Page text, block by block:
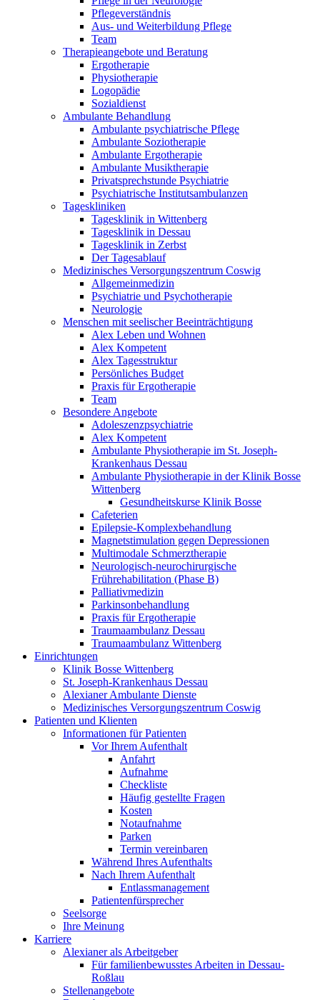
Pflegeverständnis
Aus- und Weiterbildung Pflege
Team
Therapieangebote und Beratung
Ergotherapie
Physiotherapie
Logopädie
Sozialdienst
Ambulante Behandlung
Ambulante psychiatrische Pflege
Ambulante Soziotherapie
Ambulante Ergotherapie
Ambulante Musiktherapie
Privatsprechstunde Psychiatrie
Psychiatrische Institutsambulanzen
Tageskliniken
Tagesklinik in Wittenberg
Tagesklinik in Dessau
Tagesklinik in Zerbst
Der Tagesablauf
Medizinisches Versorgungszentrum Coswig
Allgemeinmedizin
Psychiatrie und Psychotherapie
Neurologie
Menschen mit seelischer Beeinträchtigung
Alex Leben und Wohnen
Alex Kompetent
Alex Tagesstruktur
Persönliches Budget
Praxis für Ergotherapie
Team
Besondere Angebote
Adoleszenzpsychiatrie
Alex Kompetent
Ambulante Physiotherapie im St. Joseph-
Krankenhaus Dessau
Ambulante Physiotherapie in der Klinik Bosse
Wittenberg
Gesundheitskurse Klinik Bosse
Cafeterien
Epilepsie-Komplexbehandlung
Magnetstimulation gegen Depressionen
Multimodale Schmerztherapie
Neurologisch-neurochirurgische
Frührehabilitation (Phase B)
Palliativmedizin
Parkinsonbehandlung
Praxis für Ergotherapie
Traumaambulanz Dessau
Traumaambulanz Wittenberg
Einrichtungen
Klinik Bosse Wittenberg
St. Joseph-Krankenhaus Dessau
Alexianer Ambulante Dienste
Medizinisches Versorgungszentrum Coswig
Patienten und Klienten
Informationen für Patienten
Vor Ihrem Aufenthalt
Anfahrt
Aufnahme
Checkliste
Häufig gestellte Fragen
Kosten
Notaufnahme
Parken
Termin vereinbaren
Während Ihres Aufenthalts
Nach Ihrem Aufenthalt
Entlassmanagement
Patientenfürsprecher
Seelsorge
Ihre Meinung
Karriere
Alexianer als Arbeitgeber
Für familienbewusstes Arbeiten in Dessau-
Roßlau
Stellenangebote